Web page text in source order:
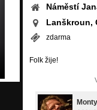
Náměstí
Lanškroun,
zdarma
Folk žije!
Monty